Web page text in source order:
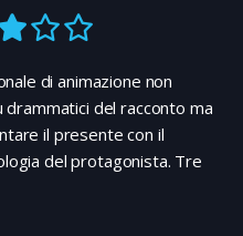
di animazione non
del racconto ma
il presente con il
del protagonista. Tre